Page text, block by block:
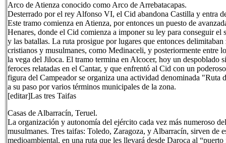
Arco de Atienza conocido como Arco de Arrebatacapas.
Desterrado por el rey Alfonso VI, el Cid abandona Castilla y entra
Este tramo comienza en Atienza, por entonces un puesto de
Henares, donde el Cid comienza a imponer su ley para conseguir el
y las batallas. La ruta prosigue por lugares que entonces
cristianos y musulmanes, como Medinaceli, y posteriormente entre
la vega del Jiloca. El tramo termina en Alcocer, hoy un despoblado
feroces relatadas en el Cantar, y que enfrentó al Cid con un
figura del Campeador se organiza una actividad denominada
a su paso por varios términos municipales de la zona.
[editar]Las tres Taifas
Casas de Albarracín, Teruel.
La organización y autonomía del ejército cada vez más numeroso
musulmanes. Tres taifas: Toledo, Zaragoza, y Albarracín, sirven
medioambiental, en una ruta que les llevará desde Daroca al